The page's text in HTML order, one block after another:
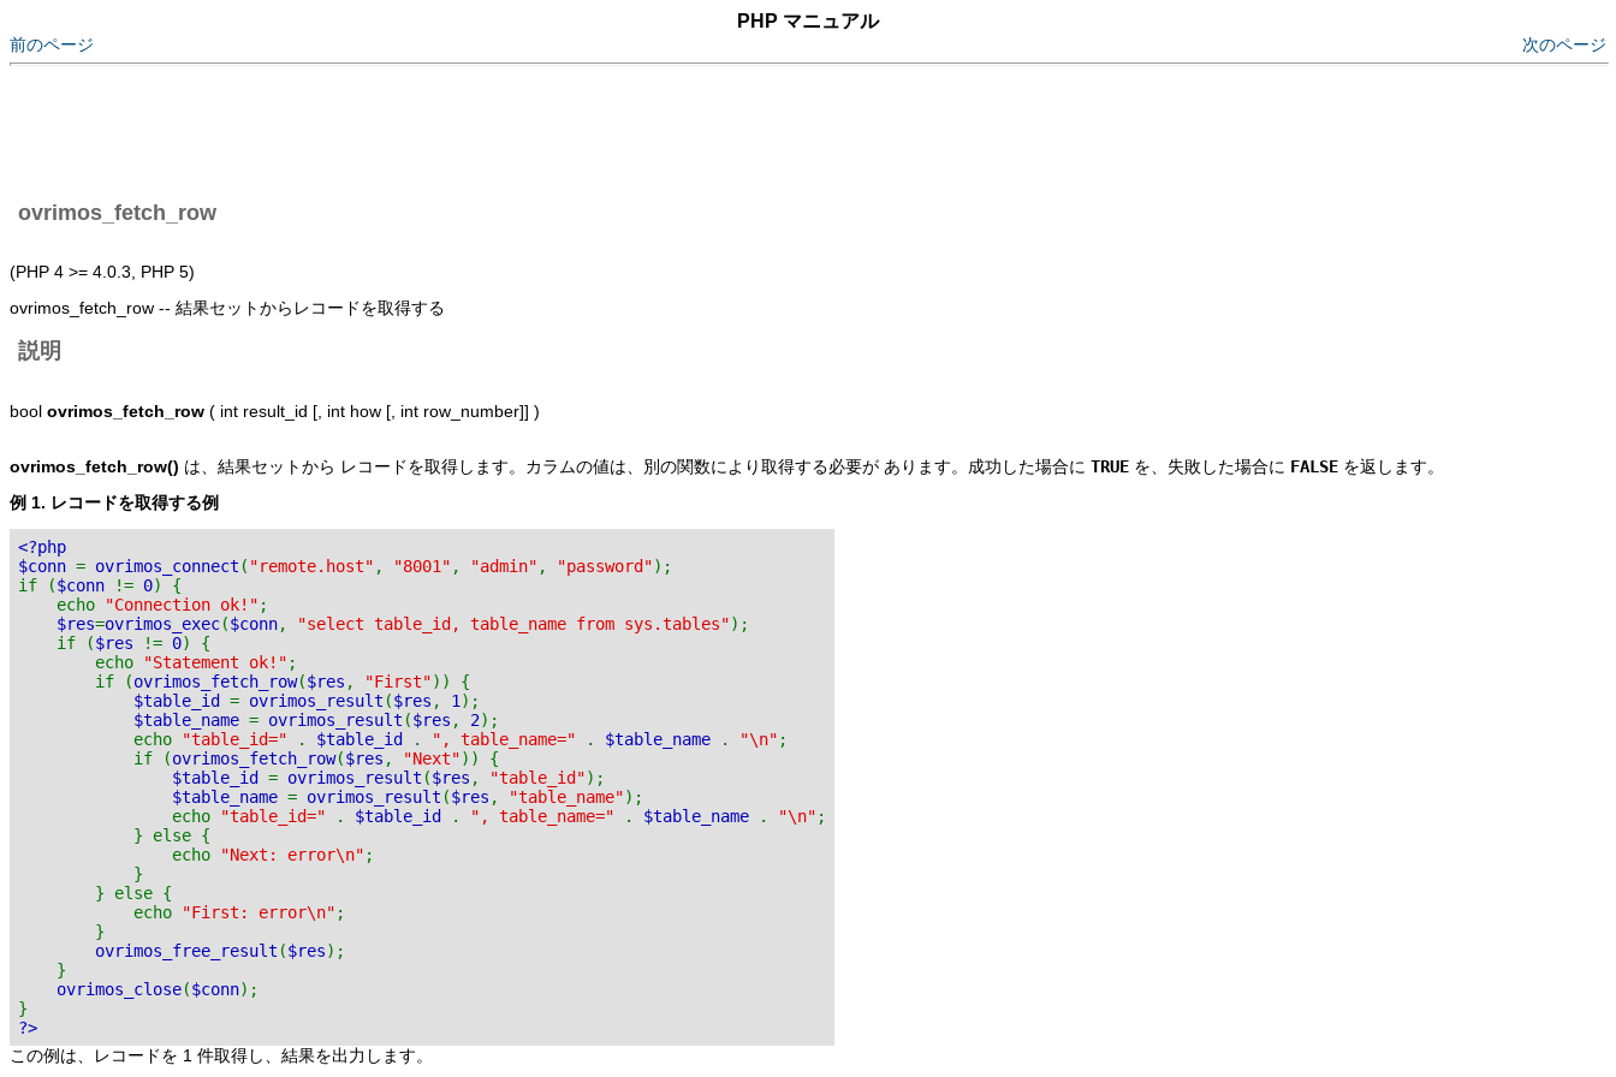
PHP マニュアル
前のページ 次のページ
ovrimos_fetch_row
(PHP 4 >= 4.0.3, PHP 5)
ovrimos_fetch_row -- 結果セットからレコードを取得する
説明
bool ovrimos_fetch_row ( int result_id [, int how [, int row_number]] )
ovrimos_fetch_row() は、結果セットから レコードを取得します。カラムの値は、別の関数により取得する必要が あります。成功した場合に TRUE を、失敗した場合に FALSE を返します。
例 1. レコードを取得する例
<?php
$conn = ovrimos_connect ( "remote.host" , "8001" , "admin" , "password");
if ($conn != 0) {
echo
"Connection ok!" ;
$res=ovrimos_exec($conn, "select table_id, table_name from sys.tables");
if ($res != 0) {
echo
"Statement ok!" ;
if (ovrimos_fetch_row($res , "First")) {
$table_id = ovrimos_result ($res , 1 );
$table_name = ovrimos_result ($res , 2);
echo
"table_id=" . $table_id . ", table_name=" . $table_name . "\n" ;
if (ovrimos_fetch_row($res , "Next")) {
$table_id = ovrimos_result ($res , "table_id");
$table_name = ovrimos_result ($res , "table_name");
echo
"table_id=" . $table_id . ", table_name=" . $table_name . "\n" ;
} else {
echo
"Next: error\n" ;
}
} else {
echo
"First: error\n" ;
}
ovrimos_free_result ($res);
}
ovrimos_close($conn);
}
?>
この例は、レコードを 1 件取得し、結果を出力します。